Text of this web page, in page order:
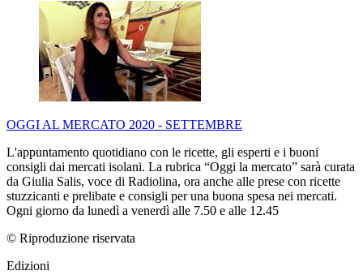
OGGI AL MERCATO 2020 - SETTEMBRE
L'appuntamento quotidiano con le ricette, gli esperti e i buoni
consigli dai mercati isolani. La rubrica “Oggi la mercato” sarà curata
da Giulia Salis, voce di Radiolina, ora anche alle prese con ricette
stuzzicanti e prelibate e consigli per una buona spesa nei mercati.
Ogni giorno da lunedì a venerdì alle 7.50 e alle 12.45
© Riproduzione riservata
Edizioni